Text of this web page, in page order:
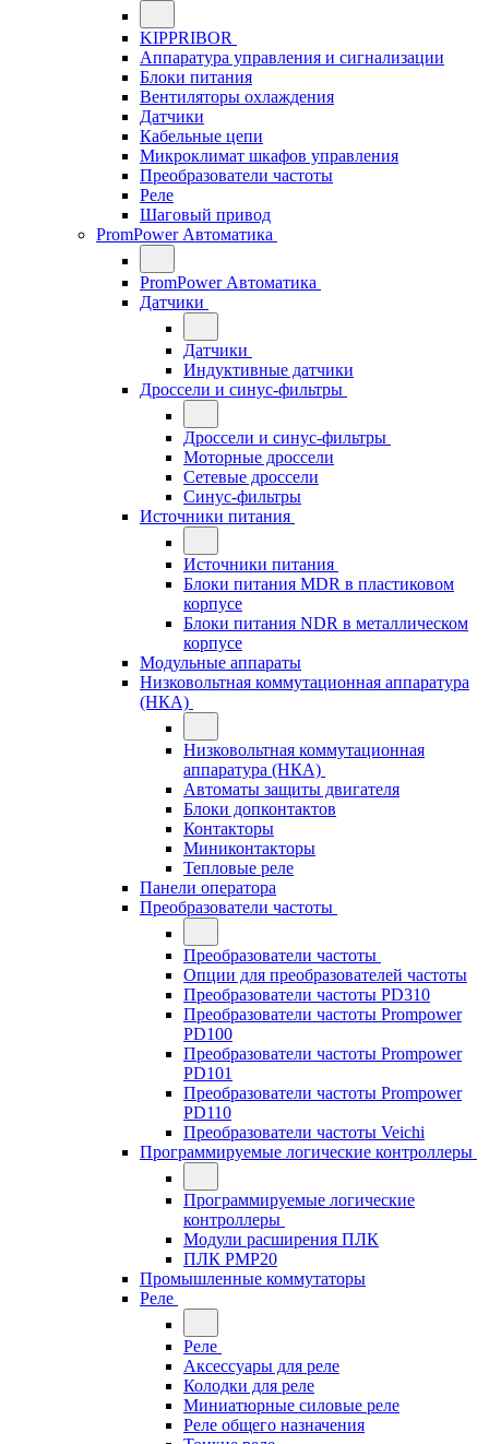
KIPPRIBOR
Аппаратура управления и сигнализации
Блоки питания
Вентиляторы охлаждения
Датчики
Кабельные цепи
Микроклимат шкафов управления
Преобразователи частоты
Реле
Шаговый привод
PromPower Автоматика
PromPower Автоматика
Датчики
Датчики
Индуктивные датчики
Дроссели и синус-фильтры
Дроссели и синус-фильтры
Моторные дроссели
Сетевые дроссели
Синус-фильтры
Источники питания
Источники питания
Блоки питания MDR в пластиковом
корпусе
Блоки питания NDR в металлическом
корпусе
Модульные аппараты
Низковольтная коммутационная аппаратура
(НКА)
Низковольтная коммутационная
аппаратура (НКА)
Автоматы защиты двигателя
Блоки допконтактов
Контакторы
Миниконтакторы
Тепловые реле
Панели оператора
Преобразователи частоты
Преобразователи частоты
Опции для преобразователей частоты
Преобразователи частоты PD310
Преобразователи частоты Prompower
PD100
Преобразователи частоты Prompower
PD101
Преобразователи частоты Prompower
PD110
Преобразователи частоты Veichi
Программируемые логические контроллеры
Программируемые логические
контроллеры
Модули расширения ПЛК
ПЛК PMP20
Промышленные коммутаторы
Реле
Реле
Аксессуары для реле
Колодки для реле
Миниатюрные силовые реле
Реле общего назначения